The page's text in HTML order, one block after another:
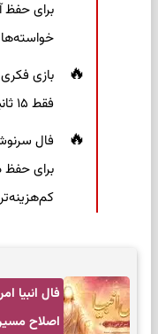
برای حفظ
خواسته‌ها
بازی
فقط ۱۵ ثانیه برای پیداکردنش وقت دارید
برای حفظ
کم‌هزینه‌تر
اصلاح